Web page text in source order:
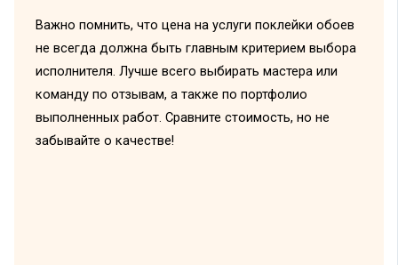
Важно помнить, что цена на услуги поклейки обоев
не всегда должна быть главным критерием выбора
исполнителя. Лучше всего выбирать мастера или
команду по отзывам, а также по портфолио
выполненных работ. Сравните стоимость, но не
забывайте о качестве!